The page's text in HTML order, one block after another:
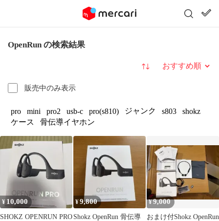
OpenRun の検索結果
販売中のみ表示
並び替え
pro mini pro2 usb-c pro(s810) ジャンク s803
shokz
ケース
骨伝導イヤホン
¥ 10,000
SHOKZ OPENRUN PRO
¥9,800
Shokz OpenRun 骨伝導
¥9,000
おまけ付Shokz OpenRun